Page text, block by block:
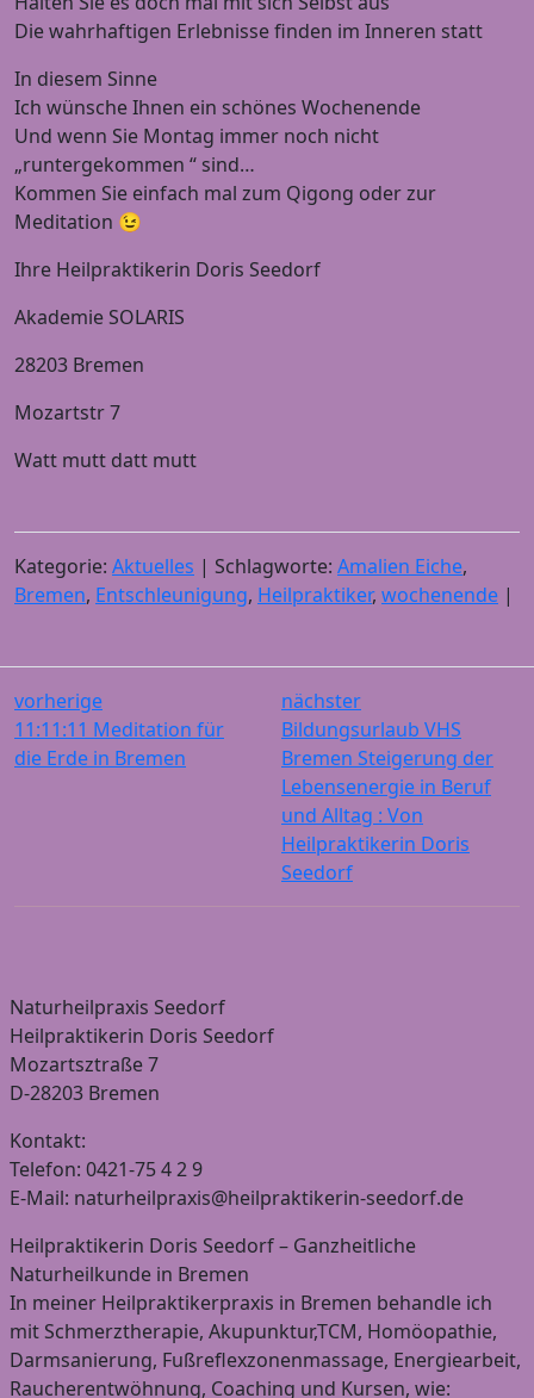
Die wahrhaftigen Erlebnisse finden im Inneren statt
In diesem Sinne
Ich wünsche Ihnen ein schönes Wochenende
Und wenn Sie Montag immer noch nicht
„runtergekommen “ sind…
Kommen Sie einfach mal zum Qigong oder zur
Meditation 😉
Ihre Heilpraktikerin Doris Seedorf
Akademie SOLARIS
28203 Bremen
Mozartstr 7
Watt mutt datt mutt
Kategorie: Aktuelles | Schlagworte: Amalien Eiche,
Bremen, Entschleunigung, Heilpraktiker, wochenende |
vorherige
11:11:11 Meditation für
die Erde in Bremen
nächster
Bildungsurlaub VHS
Bremen Steigerung der
Lebensenergie in Beruf
und Alltag : Von
Heilpraktikerin Doris
Seedorf
Naturheilpraxis Seedorf
Heilpraktikerin Doris Seedorf
Mozartsztraße 7
D-28203 Bremen
Kontakt:
Telefon: 0421-75 4 2 9
E-Mail: naturheilpraxis@heilpraktikerin-seedorf.de
Heilpraktikerin Doris Seedorf – Ganzheitliche
Naturheilkunde in Bremen
In meiner Heilpraktikerpraxis in Bremen behandle ich
mit Schmerztherapie, Akupunktur,TCM, Homöopathie,
Darmsanierung, Fußreflexzonenmassage, Energiearbeit,
Raucherentwöhnung, Coaching und Kursen, wie: